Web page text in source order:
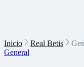
Inicio Real Betis
General